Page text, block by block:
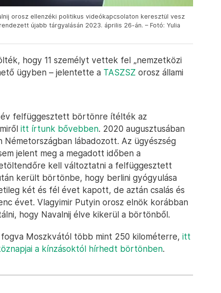
orosz ellenzéki politikus videókapcsolaton keresztül vesz
újabb tárgyalásán 2023. április 26-án. – Fotó: Yulia
hogy 11 személyt vettek fel „nemzetközi
ügyben – jelentette a TASZSZ orosz állami
év felfüggesztett börtönre ítélték az
itt írtunk bővebben. 2020 augusztusában
Németországban lábadozott. Az ügyészség
jelent meg a megadott időben a
kell változtatni a felfüggesztett
került börtönbe, hogy berlini gyógyulása
két és fél évet kapott, de aztán csalás és
évet. Vlagyimir Putyin orosz elnök korábban
hogy Navalnij élve kikerül a börtönből.
Moszkvától több mint 250 kilométerre, itt
a kínzásoktól hírhedt börtönben.